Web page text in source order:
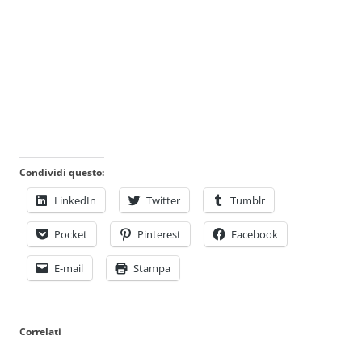
Condividi questo:
LinkedIn Twitter Tumblr
Pocket Pinterest Facebook
E-mail Stampa
Correlati